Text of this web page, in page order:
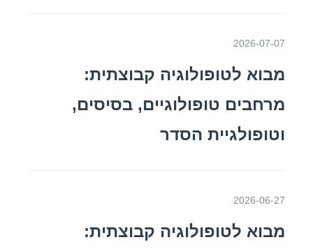
2026-07-07
מבוא לטופולוגיה קבוצתית:
מרחבים טופולוגיים, בסיסים,
וטופולגיית הסדר
2026-06-27
מבוא לטופולוגיה קבוצתית: